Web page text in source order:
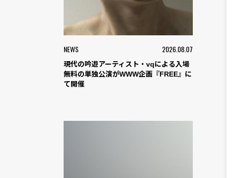
NEWS 2026.08.07
現代の吟遊アーティスト・vqによる入場
無料の単独公演がWWW企画『FREE』に
て開催